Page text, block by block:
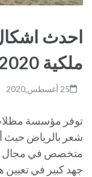
احدث
ملكية 2020 بالرياض
25 أغسطس,2020
توفر مؤسسة
شعر بالرياض
متخصص في مجال
جهد كبير في تعيين